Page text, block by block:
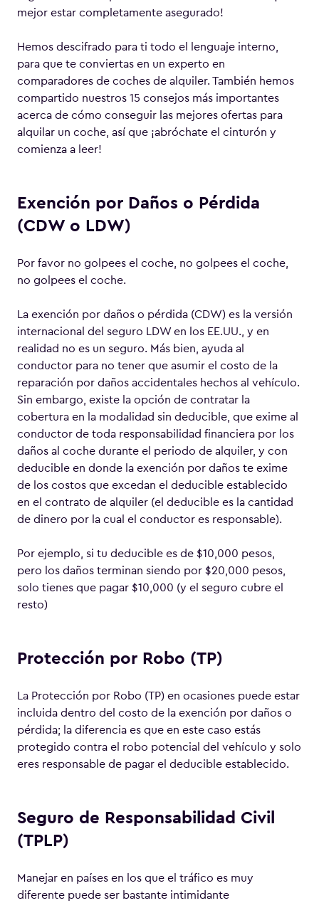
mejor estar completamente asegurado!
Hemos descifrado para ti todo el lenguaje interno,
para que te conviertas en un experto en
comparadores de coches de alquiler. También hemos
compartido nuestros 15 consejos más importantes
acerca de cómo conseguir las mejores ofertas para
alquilar un coche, así que ¡abróchate el cinturón y
comienza a leer!
Exención por Daños o Pérdida
(CDW o LDW)
Por favor no golpees el coche, no golpees el coche,
no golpees el coche.
La exención por daños o pérdida (CDW) es la versión
internacional del seguro LDW en los EE.UU., y en
realidad no es un seguro. Más bien, ayuda al
conductor para no tener que asumir el costo de la
reparación por daños accidentales hechos al vehículo.
Sin embargo, existe la opción de contratar la
cobertura en la modalidad sin deducible, que exime al
conductor de toda responsabilidad financiera por los
daños al coche durante el periodo de alquiler, y con
deducible en donde la exención por daños te exime
de los costos que excedan el deducible establecido
en el contrato de alquiler (el deducible es la cantidad
de dinero por la cual el conductor es responsable).
Por ejemplo, si tu deducible es de $10,000 pesos,
pero los daños terminan siendo por $20,000 pesos,
solo tienes que pagar $10,000 (y el seguro cubre el
resto)
Protección por Robo (TP)
La Protección por Robo (TP) en ocasiones puede estar
incluida dentro del costo de la exención por daños o
pérdida; la diferencia es que en este caso estás
protegido contra el robo potencial del vehículo y solo
eres responsable de pagar el deducible establecido.
Seguro de Responsabilidad Civil
(TPLP)
Manejar en países en los que el tráfico es muy
diferente puede ser bastante intimidante